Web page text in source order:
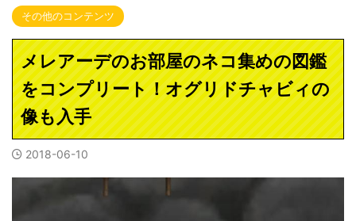
その他のコンテンツ
メレアーデのお部屋のネコ集めの図鑑
をコンプリート！オグリドチャビィの
像も入手
2018-06-10